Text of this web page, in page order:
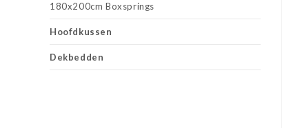
180x200cm Boxsprings
Hoofdkussen
Dekbedden